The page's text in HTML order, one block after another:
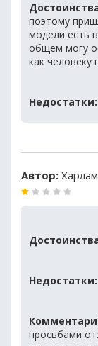
поэтому
модели есть
общем могу
как человеку
Недостатки:
Автор:
Недостатки:
просьбами